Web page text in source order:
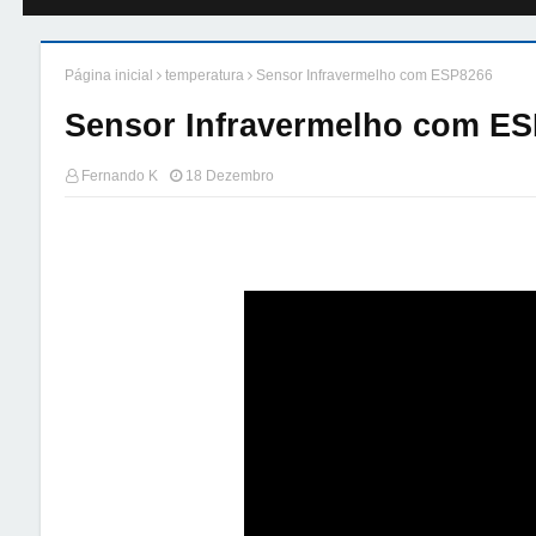
Página inicial temperatura Sensor Infravermelho com ESP8266
Sensor Infravermelho com
Fernando K 18 Dezembro